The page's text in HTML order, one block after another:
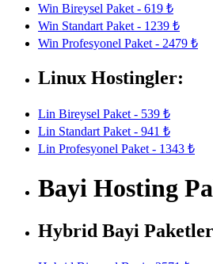
Win Bireysel Paket - 619 ₺
Win Standart Paket - 1239 ₺
Win Profesyonel Paket - 2479 ₺
Linux Hostingler:
Lin Bireysel Paket - 539 ₺
Lin Standart Paket - 941 ₺
Lin Profesyonel Paket - 1343 ₺
Bayi Hosting
Hybrid Bayi